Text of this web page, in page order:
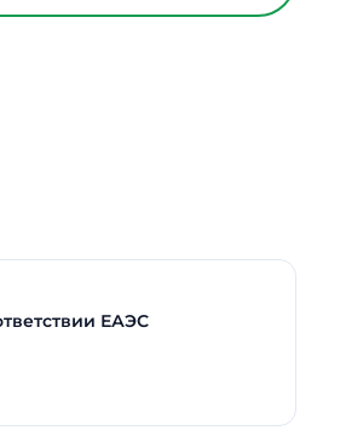
35 мм
Нет
ЕАЭС